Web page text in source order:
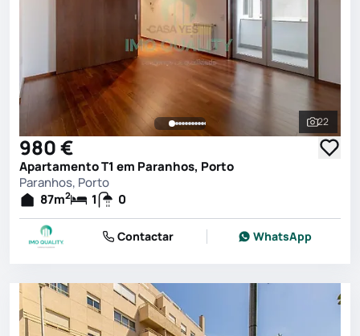
Ver
22
980 €
Apartamento T1 em Paranhos, Porto
Paranhos, Porto
87m2 1 0
Contactar WhatsApp